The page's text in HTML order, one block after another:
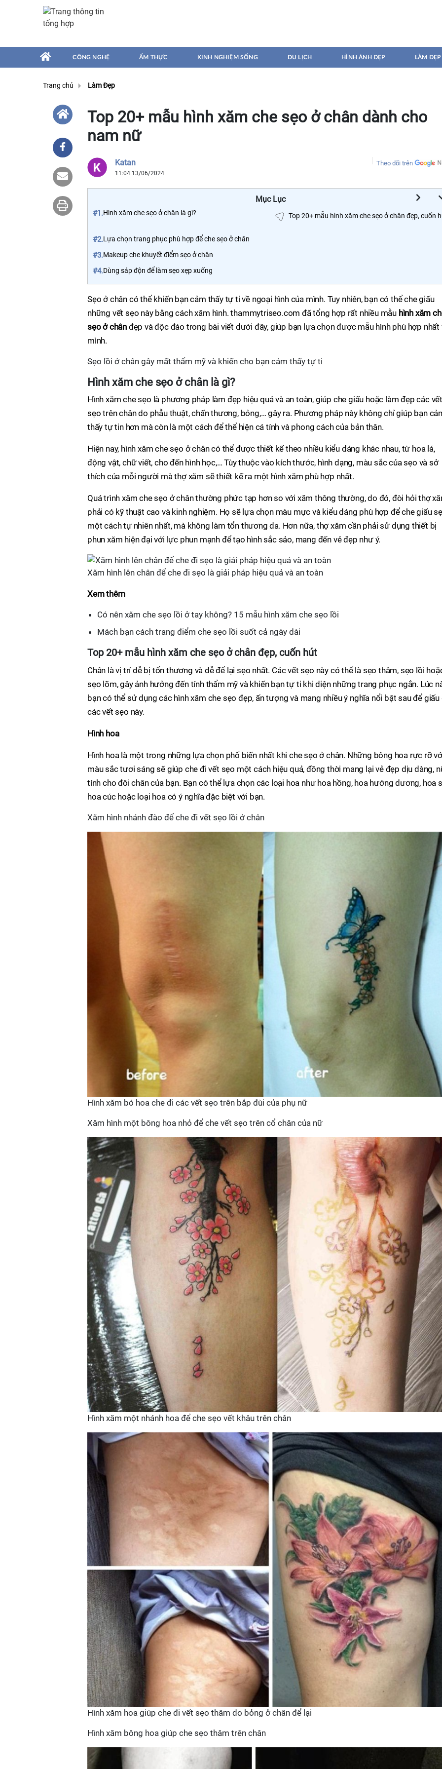
CÔNG NGHỆ ẨM THỰC KINH NGHIỆM SỐNG DU LỊCH HÌNH ẢNH ĐẸP LÀM ĐẸP
Trang chủ Làm Đẹp
Top 20+ mẫu hình xăm che sẹo ở chân dành cho
nam nữ
Katan
11:04 13/06/2024
Theo dõi trên
Mục Lục
#1.Hình xăm che sẹo ở chân là gì? Top 20+ mẫu hình xăm che sẹo ở chân đẹp, cuốn
#2.Lựa chọn trang phục phù hợp để che sẹo ở chân
#3.Makeup che khuyết điểm sẹo ở chân
#4.Dùng sáp độn để làm sẹo xẹp xuống
Sẹo ở chân có thể khiến bạn cảm thấy tự ti về ngoại hình của mình. Tuy nhiên, bạn có thể che giấu
những vết sẹo này bằng cách xăm hình. thammytriseo.com đã tổng hợp rất nhiều mẫu hình xăm
sẹo ở chân đẹp và độc đáo trong bài viết dưới đây, giúp bạn lựa chọn được mẫu hình phù hợp nhất
mình.
Sẹo lồi ở chân gây mất thẩm mỹ và khiến cho bạn cảm thấy tự ti
Hình xăm che sẹo ở chân là gì?
Hình xăm che sẹo là phương pháp làm đẹp hiệu quả và an toàn, giúp che giấu hoặc làm đẹp các vết
sẹo trên chân do phẫu thuật, chấn thương, bỏng,… gây ra. Phương pháp này không chỉ giúp bạn
thấy tự tin hơn mà còn là một cách để thể hiện cá tính và phong cách của bản thân.
Hiện nay, hình xăm che sẹo ở chân có thể được thiết kế theo nhiều kiểu dáng khác nhau, từ hoa lá,
động vật, chữ viết, cho đến hình học,… Tùy thuộc vào kích thước, hình dạng, màu sắc của sẹo và sở
thích của mỗi người mà thợ xăm sẽ thiết kế ra một hình xăm phù hợp nhất.
Quá trình xăm che sẹo ở chân thường phức tạp hơn so với xăm thông thường, do đó, đòi hỏi thợ
phải có kỹ thuật cao và kinh nghiệm. Họ sẽ lựa chọn màu mực và kiểu dáng phù hợp để che giấu
một cách tự nhiên nhất, mà không làm tổn thương da. Hơn nữa, thợ xăm cần phải sử dụng thiết bị
phun xăm hiện đại với lực phun mạnh để tạo hình sắc sảo, mang đến vẻ đẹp như ý.
Xăm hình lên chân để che đi sẹo là giải pháp hiệu quả và an toàn
Xem thêm
Có nên xăm che sẹo lồi ở tay không? 15 mẫu hình xăm che sẹo lồi
Mách bạn cách trang điểm che sẹo lồi suốt cả ngày dài
Top 20+ mẫu hình xăm che sẹo ở chân đẹp, cuốn hút
Chân là vị trí dễ bị tổn thương và dễ để lại sẹo nhất. Các vết sẹo này có thể là sẹo thâm, sẹo lồi
sẹo lõm, gây ảnh hưởng đến tính thẩm mỹ và khiến bạn tự ti khi diện những trang phục ngắn. Lúc
bạn có thể sử dụng các hình xăm che sẹo đẹp, ấn tượng và mang nhiều ý nghĩa nổi bật sau để giấu
các vết sẹo này.
Hình hoa
Hình hoa là một trong những lựa chọn phổ biến nhất khi che sẹo ở chân. Những bông hoa rực rỡ
màu sắc tươi sáng sẽ giúp che đi vết sẹo một cách hiệu quả, đồng thời mang lại vẻ đẹp dịu dàng,
tính cho đôi chân của bạn. Bạn có thể lựa chọn các loại hoa như hoa hồng, hoa hướng dương, hoa
hoa cúc hoặc loại hoa có ý nghĩa đặc biệt với bạn.
Xăm hình nhánh đào để che đi vết sẹo lồi ở chân
Hình xăm bó hoa che đi các vết sẹo trên bắp đùi của phụ nữ
Xăm hình một bông hoa nhỏ để che vết sẹo trên cổ chân của nữ
Hình xăm một nhánh hoa để che sẹo vết khâu trên chân
Hình xăm hoa giúp che đi vết sẹo thâm do bỏng ở chân để lại
Hình xăm bông hoa giúp che sẹo thâm trên chân